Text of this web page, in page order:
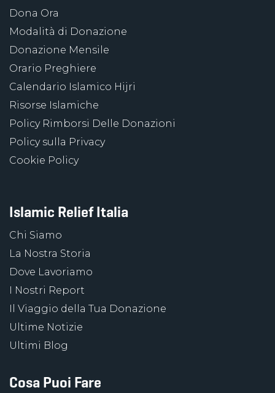
Dona Ora
Modalità di Donazione
Donazione Mensile
Orario Preghiere
Calendario Islamico Hijri
Risorse Islamiche
Policy Rimborsi Delle Donazioni
Policy sulla Privacy
Cookie Policy
Islamic Relief Italia
Chi Siamo
La Nostra Storia
Dove Lavoriamo
I Nostri Report
Il Viaggio della Tua Donazione
Ultime Notizie
Ultimi Blog
Cosa Puoi Fare